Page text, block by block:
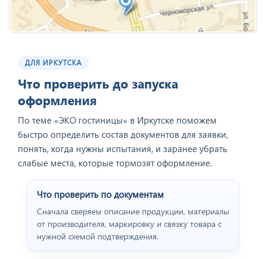
ДЛЯ ИРКУТСКА
Что проверить до запуска
оформления
По теме «ЭКО гостиницы» в Иркутске поможем
быстро определить состав документов для заявки,
понять, когда нужны испытания, и заранее убрать
слабые места, которые тормозят оформление.
Что проверить по документам
Сначала сверяем описание продукции, материалы
от производителя, маркировку и связку товара с
нужной схемой подтверждения.